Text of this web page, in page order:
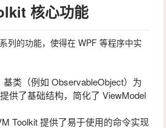
核心功能
列的功能，使得在WPF 等程序中实
基类（例如ObservableObject）为
供了基础结构，简化了 ViewModel
Toolkit 提供了易于使用的命令实现